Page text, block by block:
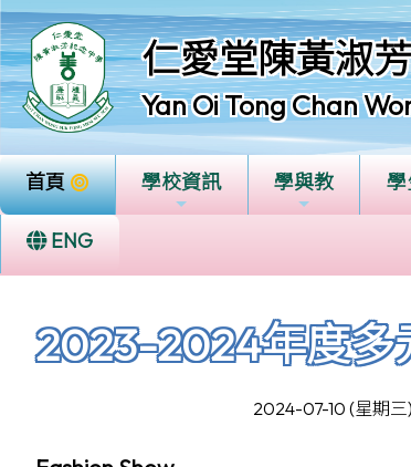
仁愛堂陳黃淑
Yan Oi Tong Chan
首頁 學校資訊 學與教 學
ENG
2023-2024年度多
2024-07-10 (星期三)